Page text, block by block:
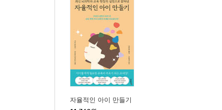
자율적인 아이 만들기